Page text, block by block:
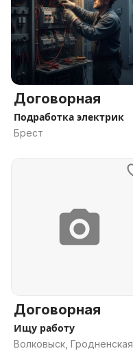
Договорная
Подработка электрик
Брест
Договорная
Ищу работу
Волковыск, Гродненская